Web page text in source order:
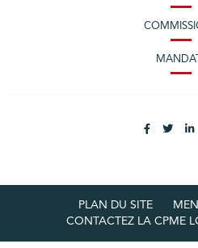
PLAN DU SITE
CONTACTEZ LA CPME